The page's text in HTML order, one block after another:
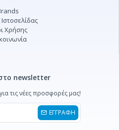
Χρήσης
newsletter
τις νέες προσφορές μας!
ΕΓΓΡΑΦΗ